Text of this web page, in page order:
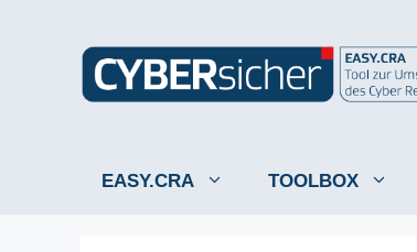
EASY.CRA TOOLBOX